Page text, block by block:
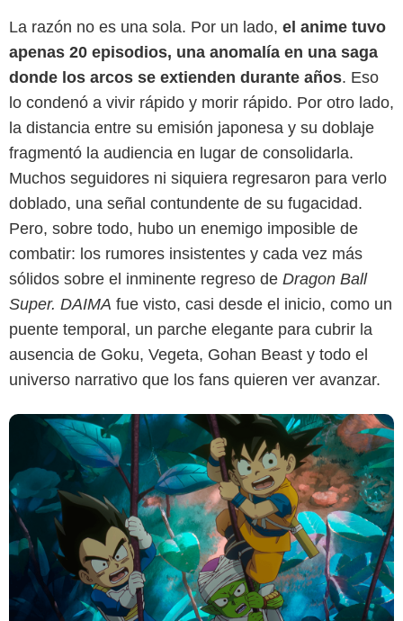
La razón no es una sola. Por un lado, el anime tuvo
apenas 20 episodios, una anomalía en una saga
donde los arcos se extienden durante años. Eso
lo condenó a vivir rápido y morir rápido. Por otro lado,
la distancia entre su emisión japonesa y su doblaje
fragmentó la audiencia en lugar de consolidarla.
Muchos seguidores ni siquiera regresaron para verlo
doblado, una señal contundente de su fugacidad.
Pero, sobre todo, hubo un enemigo imposible de
combatir: los rumores insistentes y cada vez más
sólidos sobre el inminente regreso de Dragon Ball
Super. DAIMA fue visto, casi desde el inicio, como un
puente temporal, un parche elegante para cubrir la
ausencia de Goku, Vegeta, Gohan Beast y todo el
universo narrativo que los fans quieren ver avanzar.
Crunchyroll